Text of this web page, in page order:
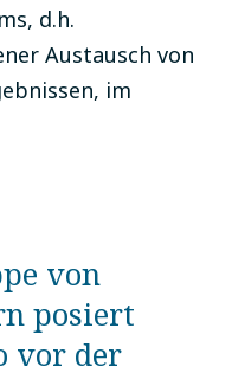
d.h.
Austausch von
im